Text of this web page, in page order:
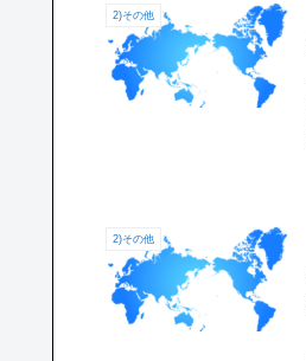
2)その他
2)その他